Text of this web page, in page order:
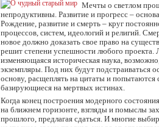
Мечты о светлом
непродуктивны. Развитие и прогресс –
Рождение, развитие и смерть – круг
процессов, систем, идеологий и религий.
новое должно доказать свое право на
решит степени успешности любого проекта.
изменяющаяся историческая наука,
экземпляры. Под них будут подстраиваться
основу, расщеплять на цитаты и попытаются
базирующиеся на мертвых истинах.
Когда конец построения модерного
на ближнем горизонте, взгляды и помыслы
прошлого, предлагая сдаться. И многие